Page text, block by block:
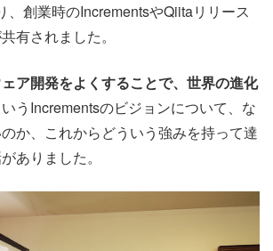
、創業時のIncrementsやQiitaリリース
有されました。
ェア開発をよくすることで、世界の進化
うIncrementsのビジョンについて、な
か、これからどういう強みを持って達
ありました。